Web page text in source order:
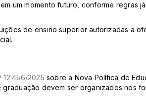
um momento futuro, conforme regras já
de ensino superior autorizadas a
12.456/2025 sobre a Nova Política de
graduação devem ser organizados nos